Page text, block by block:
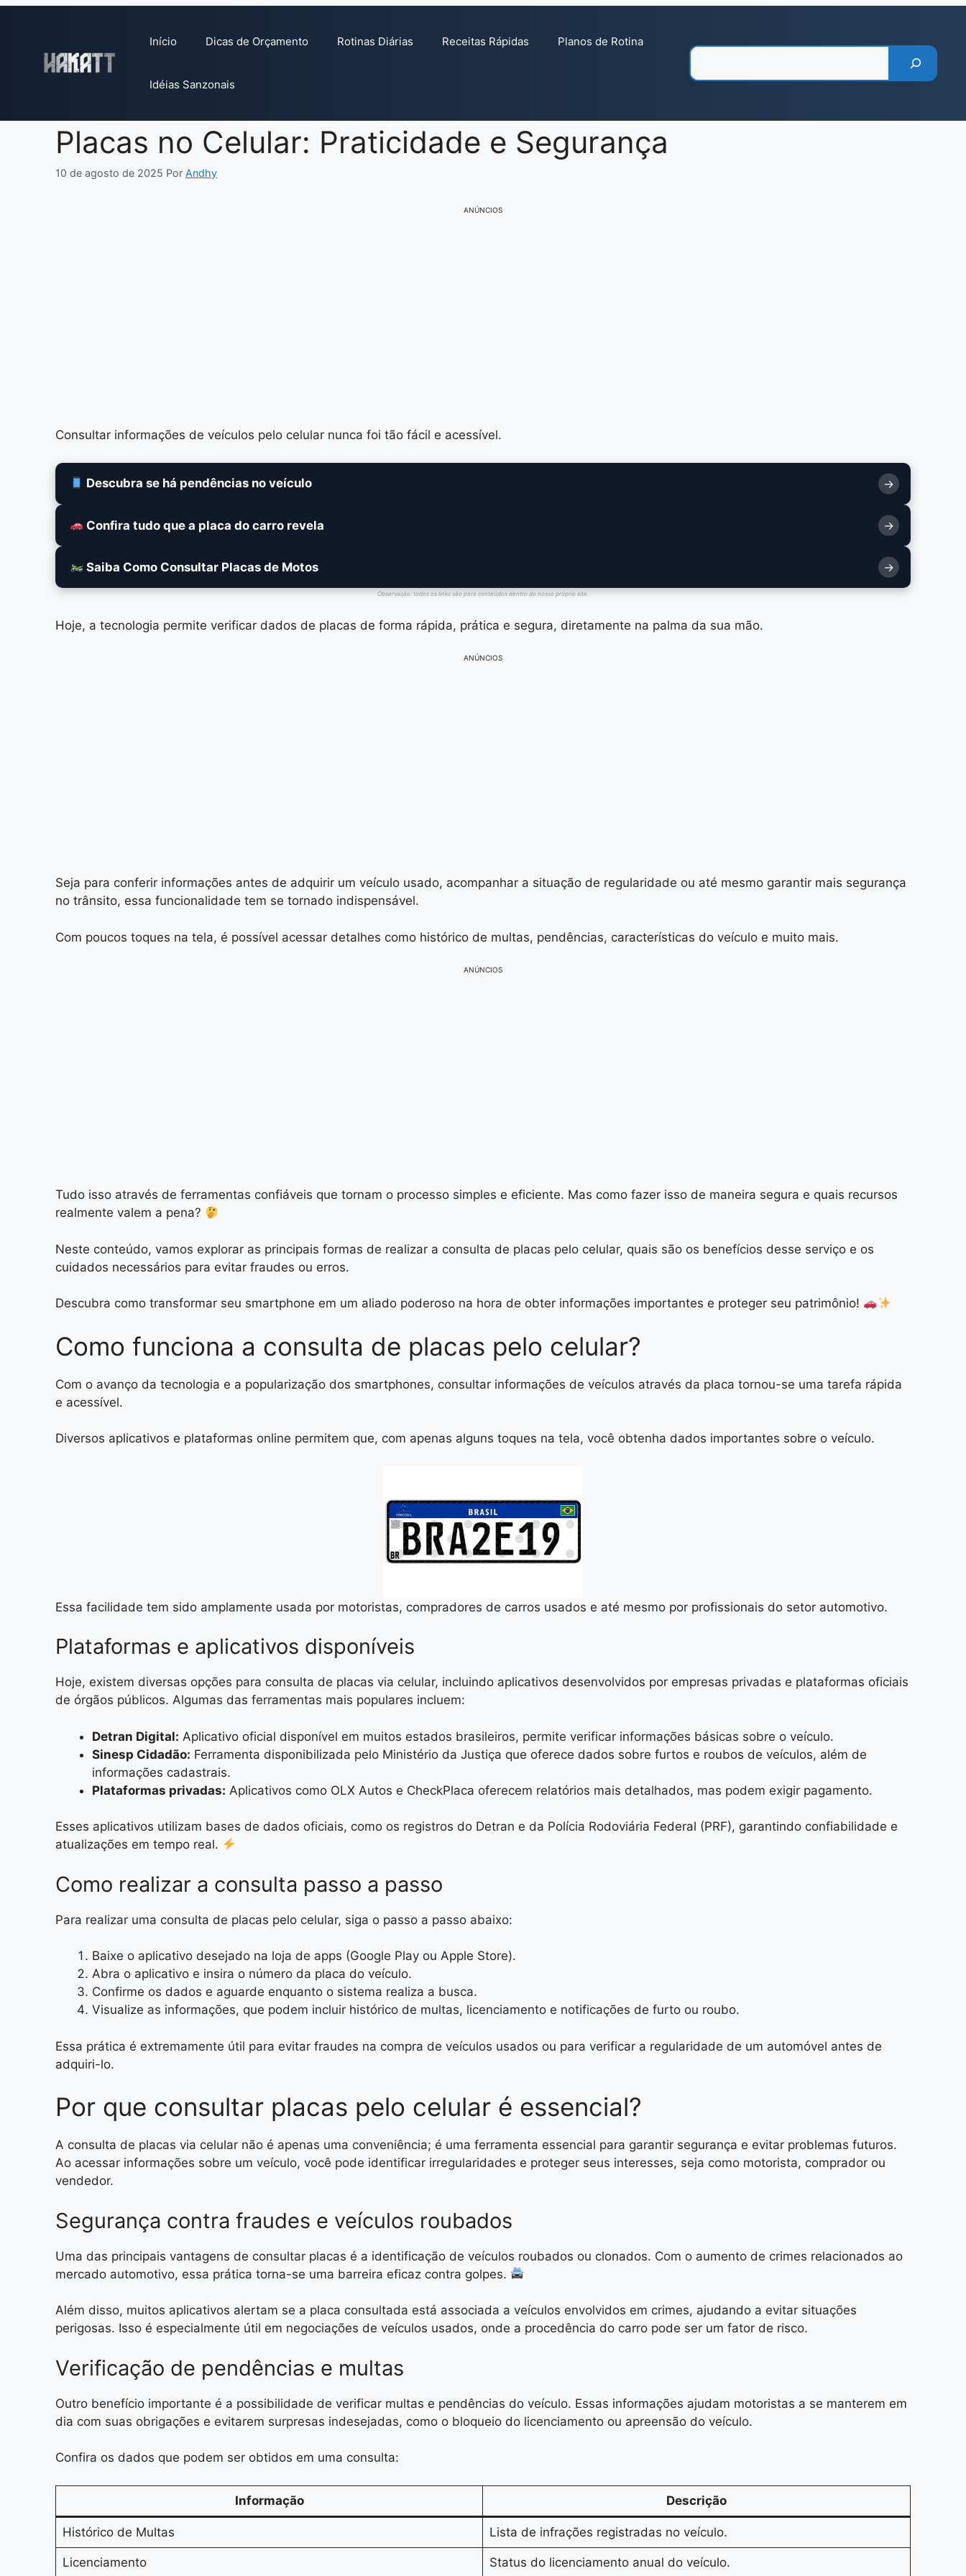
conteúdo
Início Dicas de Orçamento Rotinas Diárias Receitas Rápidas Planos de Rotina
Idéias Sanzonais
Placas no Celular: Praticidade e Segurança
10 de agosto de 2025 Por Andhy
ANÚNCIOS
Consultar informações de veículos pelo celular nunca foi tão fácil e acessível.
Descubra se há pendências no veículo
Confira tudo que a placa do carro revela
Saiba Como Consultar Placas de Motos
Observação: todos os links são para conteúdos dentro do nosso próprio site.
Hoje, a tecnologia permite verificar dados de placas de forma rápida, prática e segura, diretamente na palma da sua mão.
ANÚNCIOS
Seja para conferir informações antes de adquirir um veículo usado, acompanhar a situação de regularidade ou até mesmo garantir mais segurança
no trânsito, essa funcionalidade tem se tornado indispensável.
Com poucos toques na tela, é possível acessar detalhes como histórico de multas, pendências, características do veículo e muito mais.
ANÚNCIOS
Tudo isso através de ferramentas confiáveis que tornam o processo simples e eficiente. Mas como fazer isso de maneira segura e quais recursos
realmente valem a pena?
Neste conteúdo, vamos explorar as principais formas de realizar a consulta de placas pelo celular, quais são os benefícios desse serviço e os
cuidados necessários para evitar fraudes ou erros.
Descubra como transformar seu smartphone em um aliado poderoso na hora de obter informações importantes e proteger seu patrimônio!
Como funciona a consulta de placas pelo celular?
Com o avanço da tecnologia e a popularização dos smartphones, consultar informações de veículos através da placa tornou-se uma tarefa rápida
e acessível.
Diversos aplicativos e plataformas online permitem que, com apenas alguns toques na tela, você obtenha dados importantes sobre o veículo.
Essa facilidade tem sido amplamente usada por motoristas, compradores de carros usados e até mesmo por profissionais do setor automotivo.
Plataformas e aplicativos disponíveis
Hoje, existem diversas opções para consulta de placas via celular, incluindo aplicativos desenvolvidos por empresas privadas e plataformas oficiais
de órgãos públicos. Algumas das ferramentas mais populares incluem:
Detran Digital: Aplicativo oficial disponível em muitos estados brasileiros, permite verificar informações básicas sobre o veículo.
Sinesp Cidadão: Ferramenta disponibilizada pelo Ministério da Justiça que oferece dados sobre furtos e roubos de veículos, além de
informações cadastrais.
Plataformas privadas: Aplicativos como OLX Autos e CheckPlaca oferecem relatórios mais detalhados, mas podem exigir pagamento.
Esses aplicativos utilizam bases de dados oficiais, como os registros do Detran e da Polícia Rodoviária Federal (PRF), garantindo confiabilidade e
atualizações em tempo real.
Como realizar a consulta passo a passo
Para realizar uma consulta de placas pelo celular, siga o passo a passo abaixo:
Baixe o aplicativo desejado na loja de apps (Google Play ou Apple Store).
Abra o aplicativo e insira o número da placa do veículo.
Confirme os dados e aguarde enquanto o sistema realiza a busca.
Visualize as informações, que podem incluir histórico de multas, licenciamento e notificações de furto ou roubo.
Essa prática é extremamente útil para evitar fraudes na compra de veículos usados ou para verificar a regularidade de um automóvel antes de
adquiri-lo.
Por que consultar placas pelo celular é essencial?
A consulta de placas via celular não é apenas uma conveniência; é uma ferramenta essencial para garantir segurança e evitar problemas futuros.
Ao acessar informações sobre um veículo, você pode identificar irregularidades e proteger seus interesses, seja como motorista, comprador ou
vendedor.
Segurança contra fraudes e veículos roubados
Uma das principais vantagens de consultar placas é a identificação de veículos roubados ou clonados. Com o aumento de crimes relacionados ao
mercado automotivo, essa prática torna-se uma barreira eficaz contra golpes.
Além disso, muitos aplicativos alertam se a placa consultada está associada a veículos envolvidos em crimes, ajudando a evitar situações
perigosas. Isso é especialmente útil em negociações de veículos usados, onde a procedência do carro pode ser um fator de risco.
Verificação de pendências e multas
Outro benefício importante é a possibilidade de verificar multas e pendências do veículo. Essas informações ajudam motoristas a se manterem em
dia com suas obrigações e evitarem surpresas indesejadas, como o bloqueio do licenciamento ou apreensão do veículo.
Confira os dados que podem ser obtidos em uma consulta:
Informação Descrição
Histórico de Multas Lista de infrações registradas no veículo.
Licenciamento Status do licenciamento anual do veículo.